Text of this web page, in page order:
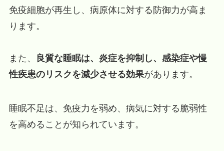
免疫細胞が再生し、病原体に対する防御力が高ま
ります。
また、
良質な睡眠は、炎症を抑制し、感染症や慢
性疾患のリスクを減少させる効果があります。
睡眠不足は、免疫力を弱め、病気に対する脆弱性
を高めることが知られています。